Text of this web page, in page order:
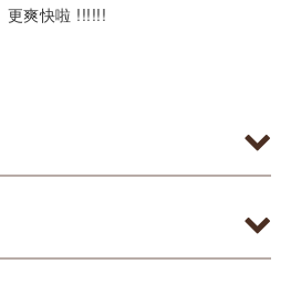
更爽快啦 !!!!!!